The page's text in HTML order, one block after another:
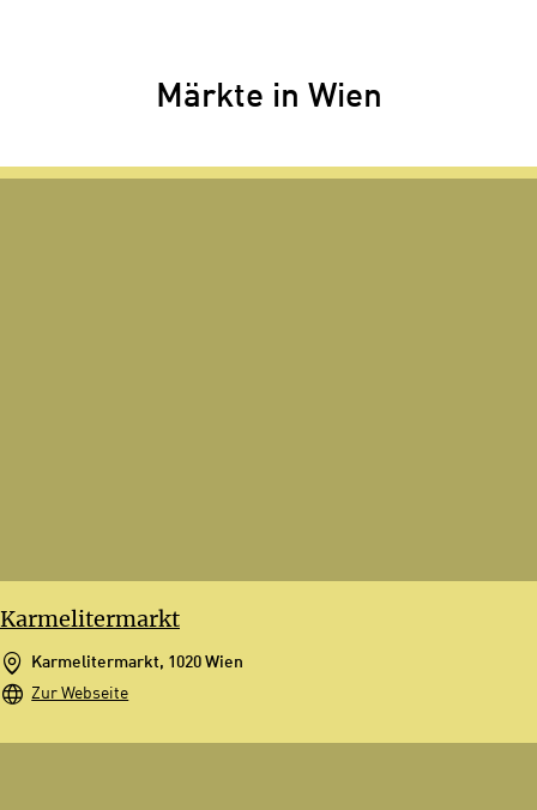
Schutzniveau und insbesondere kann die US-
amerikanische Regierung Zugang zu diesen
Märkte in Wien
Karmelitermarkt
Karmelitermarkt, 1020 Wien
Zur Webseite